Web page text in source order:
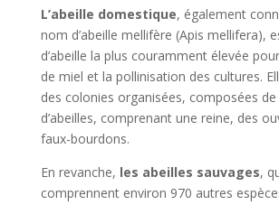
L’abeille domestique, également
nom d’abeille mellifère (Apis mellifera),
d’abeille la plus couramment élevée
de miel et la pollinisation des cultures.
des colonies organisées, composées de
d’abeilles, comprenant une reine, des
faux-bourdons.
En revanche, les abeilles sauvages,
comprennent environ 970 autres